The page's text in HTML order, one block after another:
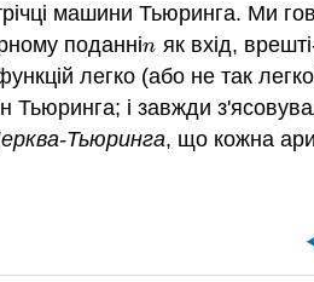
машини Тьюринга. Ми
поданніn
n як вхід,
легко (або не так
і завжди
Тьюринга, що кожна